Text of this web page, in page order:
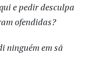
e pedir desculpa
ofendidas?
ninguém em sã